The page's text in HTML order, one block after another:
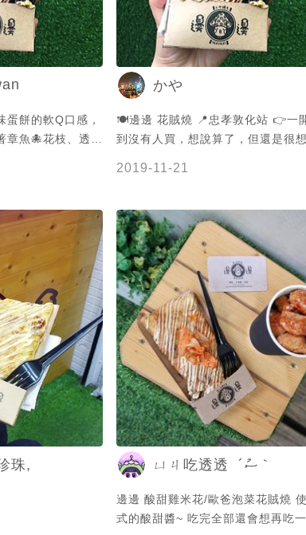
的部分，我個人覺得蠻加分的，吃
可以搭配附的小菜，而且價位也蠻
的。 - 東門市場真的非常多的小吃
食，每一家我都好想入口，強生推
們的，希望你們有時間都可以去吃吃
不要忘了標註我喔！ - 打卡google
顆🌟🌟 龍蝦泡飯/烏龍麵 嚐鮮價只要300
元 - 老闆喜獲麟兒請吃雞腿 即日起
滿千 送*溫體拷土雞腿* 店內售價
晚餐 #新竹推薦 #新竹餐廳 #新竹
新竹關東煮 #烏龍麵 #龍蝦泡飯 #
小菜 #hsinchu #hsinchufood
#taiwanfood #noodles #lunch
餅的軟Q口感，
章魚🐙花枝、透
內的銅板美食
かや
🍽邊邊 花賊燒 📍忠孝敦化站 👉一
到沒有人買，想說算了，但還是很想
蛋包在最外層，料比想像的多，醬料
等一下下時間
2019-11-21
珠, ㄩㄐ吃透透 ´ސު｀
邊邊 酸甜雞米花/歐爸泡菜花賊燒 使用泰
式的酸甜醬~ 吃完全部還會想再吃一